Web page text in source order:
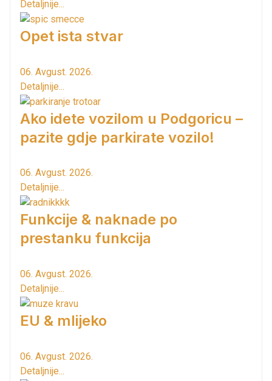
Detaljnije...
Opet ista stvar
06. Avgust. 2026.
Detaljnije...
Ako idete vozilom u Podgoricu –
pazite gdje parkirate vozilo!
06. Avgust. 2026.
Detaljnije...
Funkcije & naknade po
prestanku funkcija
06. Avgust. 2026.
Detaljnije...
EU & mlijeko
06. Avgust. 2026.
Detaljnije...